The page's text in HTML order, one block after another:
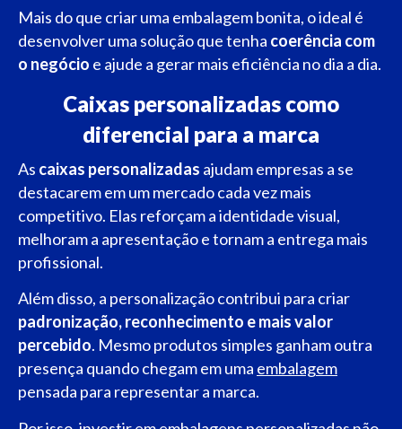
Mais do que criar uma embalagem bonita, o ideal é
desenvolver uma solução que tenha coerência com
o negócio e ajude a gerar mais eficiência no dia a dia.
Caixas personalizadas como
diferencial para a marca
As caixas personalizadas ajudam empresas a se
destacarem em um mercado cada vez mais
competitivo. Elas reforçam a identidade visual,
melhoram a apresentação e tornam a entrega mais
profissional.
Além disso, a personalização contribui para criar
padronização, reconhecimento e mais valor
percebido. Mesmo produtos simples ganham outra
presença quando chegam em uma embalagem
pensada para representar a marca.